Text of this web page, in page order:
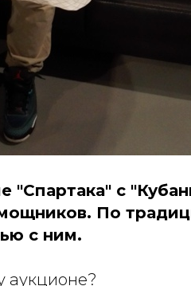
"Спартака" с
По
с ним.
аукционе?